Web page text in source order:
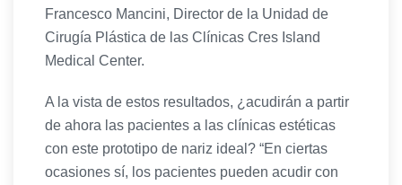
Francesco Mancini, Director de la Unidad de
Cirugía Plástica de las Clínicas Cres Island
Medical Center.
A la vista de estos resultados, ¿acudirán a partir
de ahora las pacientes a las clínicas estéticas
con este prototipo de nariz ideal? “En ciertas
ocasiones sí, los pacientes pueden acudir con